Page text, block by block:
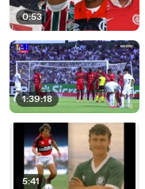
0:53
1:39:18
5:41